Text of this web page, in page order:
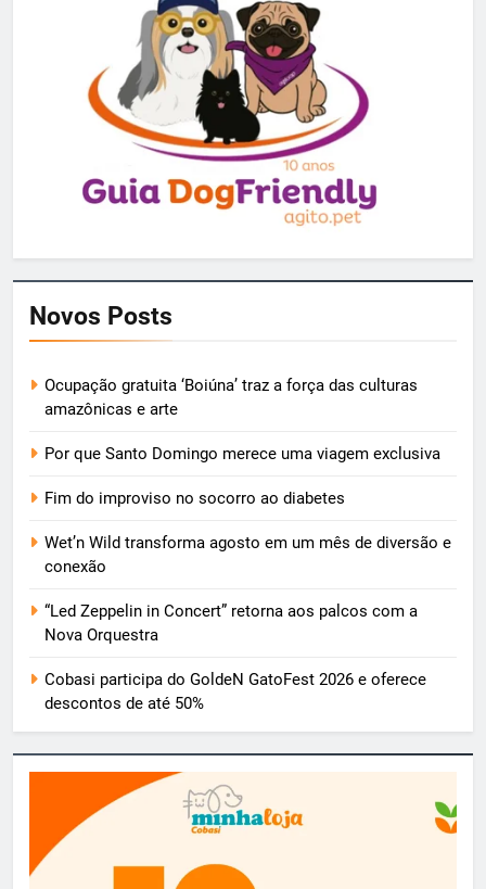
Novos Posts
Ocupação gratuita ‘Boiúna’ traz a força das culturas
amazônicas e arte
Por que Santo Domingo merece uma viagem exclusiva
Fim do improviso no socorro ao diabetes
Wet’n Wild transforma agosto em um mês de diversão e
conexão
“Led Zeppelin in Concert” retorna aos palcos com a
Nova Orquestra
Cobasi participa do GoldeN GatoFest 2026 e oferece
descontos de até 50%